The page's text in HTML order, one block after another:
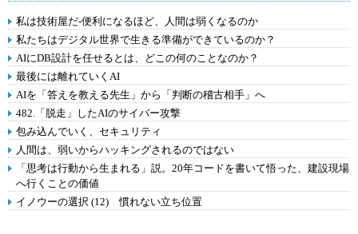
私は技術屋だ-便利になるほど、人間は弱くなるのか
私たちはデジタル世界で生きる準備ができているのか？
AIにDB設計を任せるとは、どこの何のことなのか？
最後には離れていくAI
AIを「答えを教える先生」から「判断の稽古相手」へ
482.「脱走」したAIのサイバー攻撃
包み込んでいく、セキュリティ
人間は、弱いからハッキングされるのではない
「思考は行動から生まれる」説。20年コードを書いて悟った、建設現場
へ行くことの価値
イノウーの選択 (12) 慣れない立ち位置